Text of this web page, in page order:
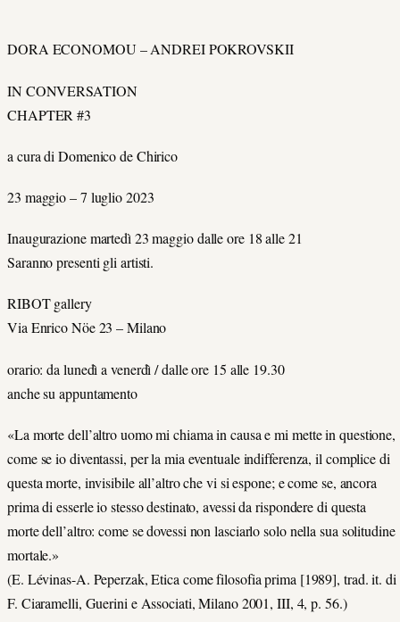
DORA ECONOMOU – ANDREI POKROVSKII
IN CONVERSATION
CHAPTER #3
a cura di Domenico de Chirico
23 maggio – 7 luglio 2023
Inaugurazione martedì 23 maggio dalle ore 18 alle 21
Saranno presenti gli artisti.
RIBOT gallery
Via Enrico Nöe 23 – Milano
orario: da lunedì a venerdì / dalle ore 15 alle 19.30
anche su appuntamento
«La morte dell’altro uomo mi chiama in causa e mi mette in questione,
come se io diventassi, per la mia eventuale indifferenza, il complice di
questa morte, invisibile all’altro che vi si espone; e come se, ancora
prima di esserle io stesso destinato, avessi da rispondere di questa
morte dell’altro: come se dovessi non lasciarlo solo nella sua solitudine
mortale.»
(E. Lévinas-A. Peperzak, Etica come filosofia prima [1989], trad. it. di
F. Ciaramelli, Guerini e Associati, Milano 2001, III, 4, p. 56.)